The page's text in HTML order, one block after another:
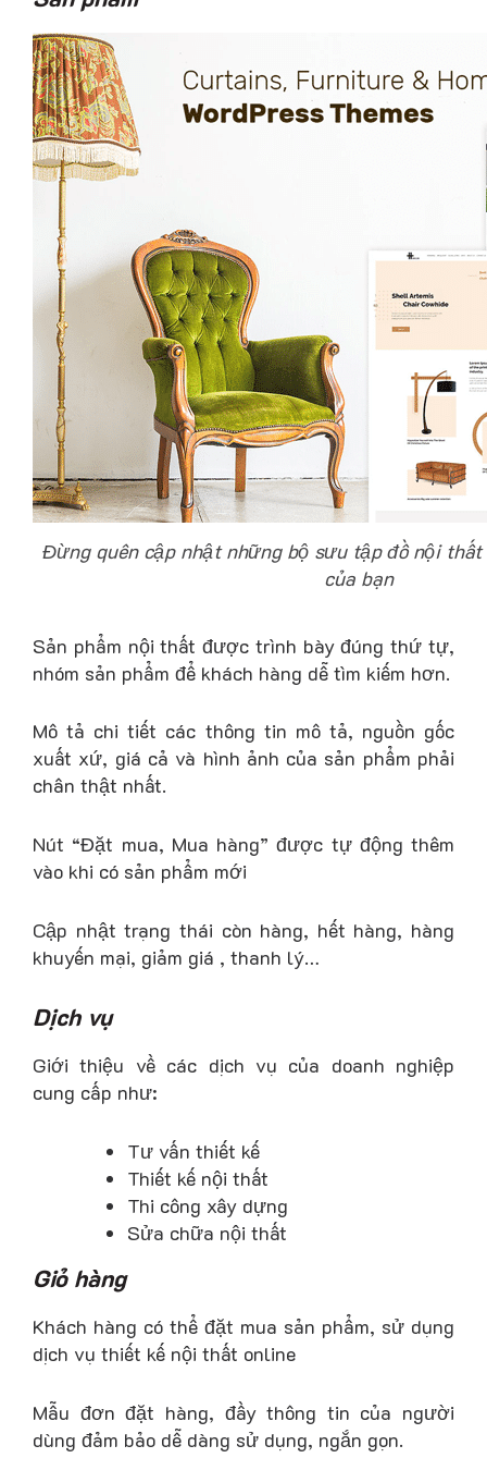
Đừng quên cập nhật những bộ sưu tập đồ nội
của bạn
Sản phẩm nội thất được trình bày đúng thứ tự,
nhóm sản phẩm để khách hàng dễ tìm kiếm hơn.
Mô tả chi tiết các thông tin mô tả, nguồn gốc
xuất xứ, giá cả và hình ảnh của sản phẩm phải
chân thật nhất.
Nút “Đặt mua, Mua hàng” được tự động thêm
vào khi có sản phẩm mới
Cập nhật trạng thái còn hàng, hết hàng, hàng
khuyến mại, giảm giá , thanh lý…
Dịch vụ
Giới thiệu về các dịch vụ của doanh nghiệp
cung cấp như:
Tư vấn thiết kế
Thiết kế nội thất
Thi công xây dựng
Sửa chữa nội thất
Giỏ hàng
Khách hàng có thể đặt mua sản phẩm, sử dụng
dịch vụ thiết kế nội thất online
Mẫu đơn đặt hàng, đầy thông tin của người
dùng đảm bảo dễ dàng sử dụng, ngắn gọn.